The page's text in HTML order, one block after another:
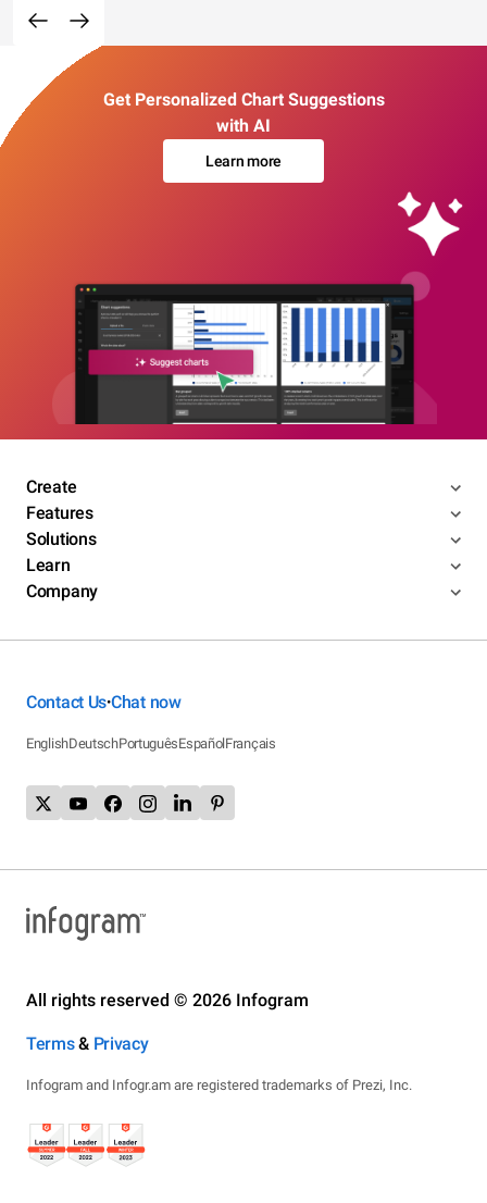
Get Personalized Chart Suggestions
with AI
Learn more
Create
Features
Solutions
Learn
Company
Contact Us•Chat now
EnglishDeutschPortuguêsEspañolFrançais
All rights reserved © 2026 Infogram
Terms& Privacy
Infogram and Infogr.am are registered trademarks of Prezi, Inc.